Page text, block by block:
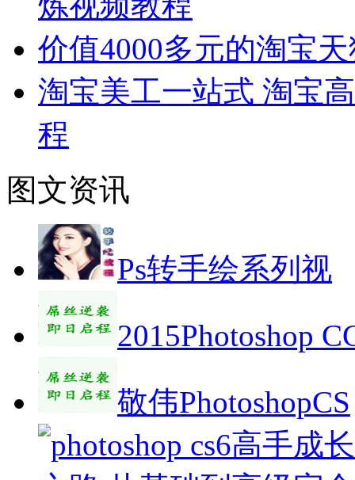
价值4000多元的淘宝
淘宝美工一站式 淘宝
程
图文资讯
Ps转手绘系列视
2015Photoshop
敬伟PhotoshopCS